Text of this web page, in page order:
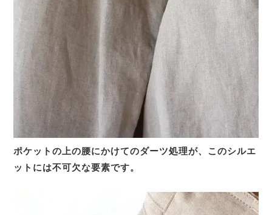
ポケットの上の腰にかけてのダーツ処理が、このシルエ
ットには不可欠な要素です。